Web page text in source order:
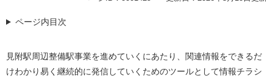
ページ内目次
見附駅周辺整備駅事業を進めていくにあたり、関連情報をできるだ
けわかり易く継続的に発信していくためのツールとして情報チラシ